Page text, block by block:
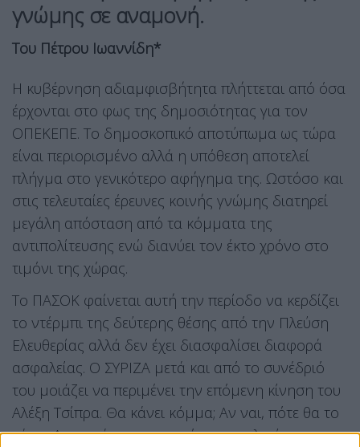
γνώμης σε αναμονή.
Του Πέτρου Ιωαννίδη*
H κυβέρνηση αδιαμφισβήτητα πλήττεται από όσα
έρχονται στο φως της δημοσιότητας για τον
ΟΠΕΚΕΠΕ. Το δημοσκοπικό αποτύπωμα ως τώρα
είναι περιορισμένο αλλά η υπόθεση αποτελεί
πλήγμα στο γενικότερο αφήγημα της. Ωστόσο και
στις τελευταίες έρευνες κοινής γνώμης διατηρεί
μεγάλη απόσταση από τα κόμματα της
αντιπολίτευσης ενώ διανύει τον έκτο χρόνο στο
τιμόνι της χώρας.
Το ΠΑΣΟΚ φαίνεται αυτή την περίοδο να κερδίζει
το ντέρμπι της δεύτερης θέσης από την Πλεύση
Ελευθερίας αλλά δεν έχει διασφαλίσει διαφορά
ασφαλείας. Ο ΣΥΡΙΖΑ μετά και από το συνέδριό
του μοιάζει να περιμένει την επόμενη κίνηση του
Αλέξη Τσίπρα. Θα κάνει κόμμα; Αν ναι, πότε θα το
κάνει; Αν το κάνει ποιοι από τους παλιούς